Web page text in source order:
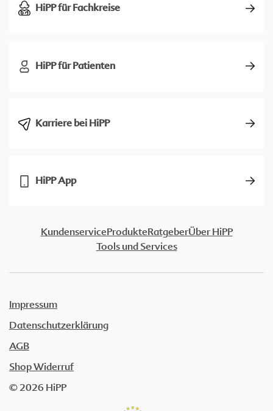
HiPP für Fachkreise
HiPP für Patienten
Karriere bei HiPP
HiPP App
KundenserviceProdukteRatgeberÜber HiPP
Tools und Services
Impressum
Datenschutzerklärung
AGB
Shop Widerruf
© 2026 HiPP